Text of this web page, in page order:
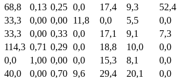
68,8 0,13 0,25 0,0 17,4 9,3 52,4
33,3 0,00 0,00 11,8 0,0 5,5 0,0
33,3 0,00 0,33 0,0 17,1 9,1 7,3
114,3 0,71 0,29 0,0 18,8 10,0 0,0
0,0 1,00 0,00 0,0 15,3 8,1 0,0
40,0 0,00 0,70 9,6 29,4 20,1 0,0